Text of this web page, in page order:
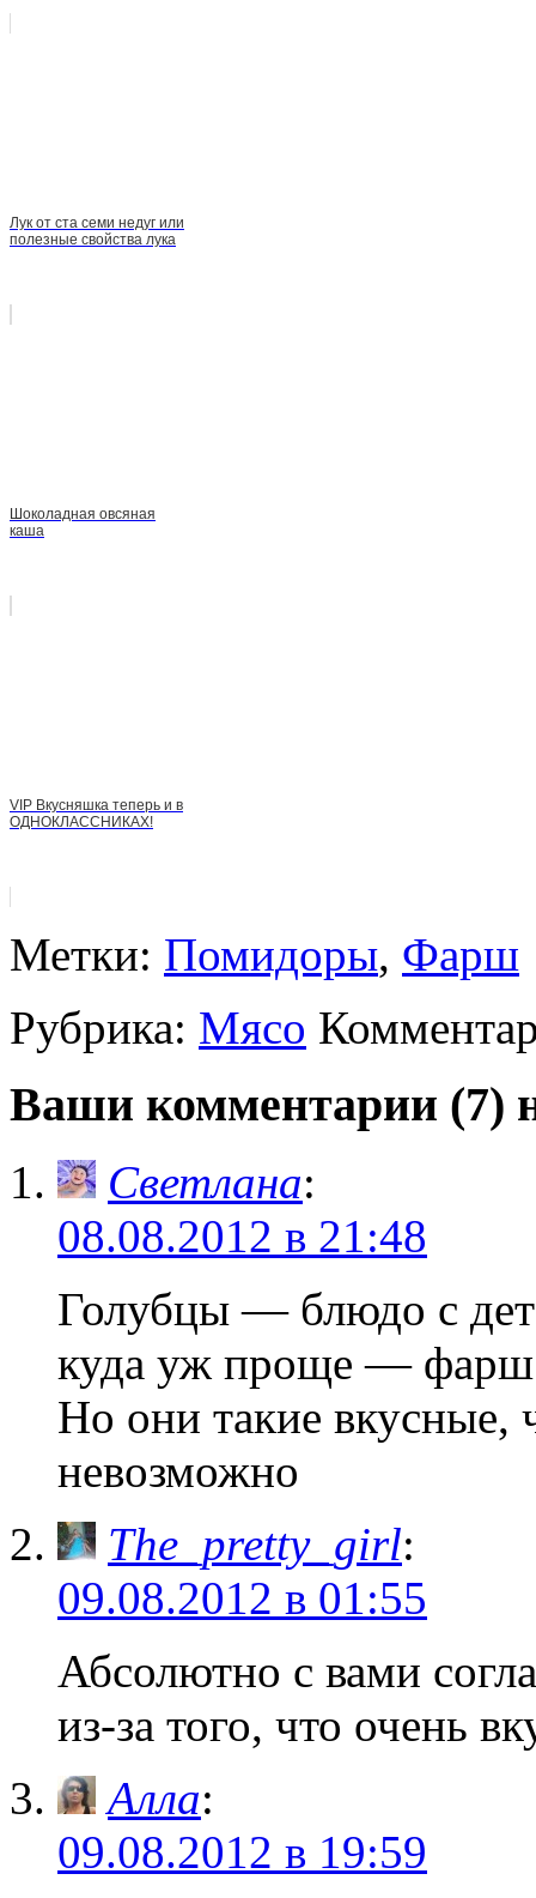
Лук от ста семи недуг или
полезные свойства лука
Шоколадная овсяная
каша
VIP Вкусняшка теперь и в
ОДНОКЛАССНИКАХ!
Метки: Помидоры, Фарш
Рубрика: Мясо
Ваши комментарии (7)
Светлана:
08.08.2012 в 21:48
Голубцы — блюдо с
куда уж проще — фарш
Но они такие вкусные,
невозможно
The_pretty_girl:
09.08.2012 в 01:55
Абсолютно с вами
из-за того, что очень
Алла:
09.08.2012 в 19:59